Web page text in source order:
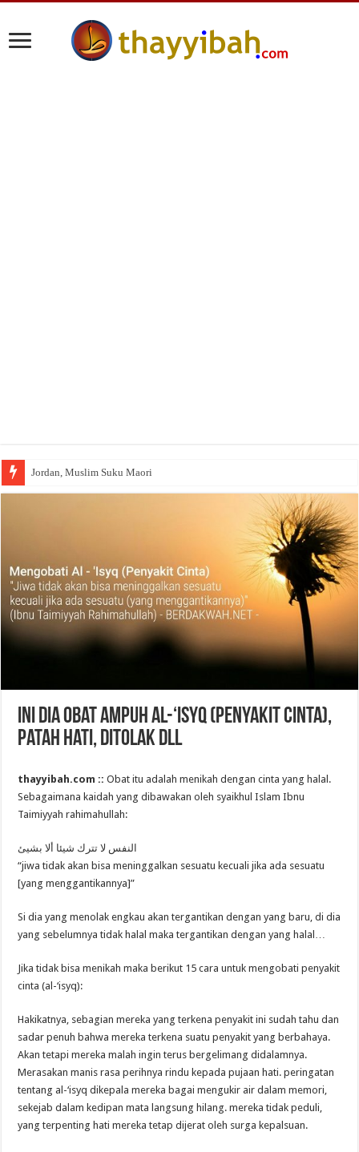
Jordan, Muslim Suku Maori
Wakaf Emas Muktamar
Ini Dia Obat Ampuh Al-‘Isyq (Penyakit Cinta),
Patah Hati, Ditolak DLL
thayyibah.com ::Obat itu adalah menikah dengan cinta yang halal.
Sebagaimana kaidah yang dibawakan oleh syaikhul Islam Ibnu
Taimiyyah rahimahullah:
النفس لا تترك شيئا ألا بشيئ
“jiwa tidak akan bisa meninggalkan sesuatu kecuali jika ada sesuatu
[yang menggantikannya]”
Si dia yang menolak engkau akan tergantikan dengan yang baru, di dia
yang sebelumnya tidak halal maka tergantikan dengan yang halal…
Jika tidak bisa menikah maka berikut 15 cara untuk mengobati penyakit
cinta (al-‘isyq):
Hakikatnya, sebagian mereka yang terkena penyakit ini sudah tahu dan
sadar penuh bahwa mereka terkena suatu penyakit yang berbahaya.
Akan tetapi mereka malah ingin terus bergelimang didalamnya.
Merasakan manis rasa perihnya rindu kepada pujaan hati. peringatan
tentang al-‘isyq dikepala mereka bagai mengukir air dalam memori,
sekejab dalam kedipan mata langsung hilang. mereka tidak peduli,
yang terpenting hati mereka tetap dijerat oleh surga kepalsuan.